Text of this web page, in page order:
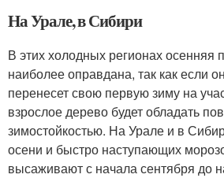
На Урале, в Сибири
В этих холодных регионах осенняя
наиболее оправдана, так как если
перенесет свою первую зиму на
взрослое дерево будет обладать
зимостойкостью. На Урале и в
осени и быстро наступающих
высаживают с начала сентября до